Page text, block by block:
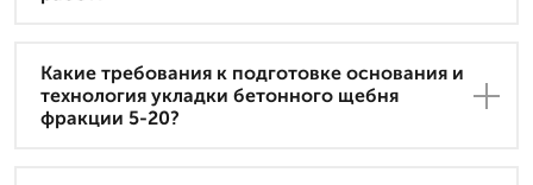
Какие требования к подготовке основания и
технология укладки бетонного щебня
фракции 5-20?